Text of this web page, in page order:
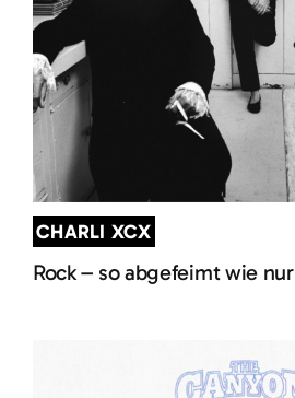
CHARLI XCX
Rock – so abgefeimt wie nur